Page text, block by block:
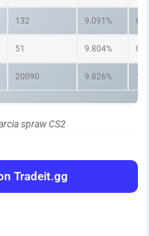
132 9.091%
51 9.804%
20090 9.826%
spraw CS2
Tradeit.gg